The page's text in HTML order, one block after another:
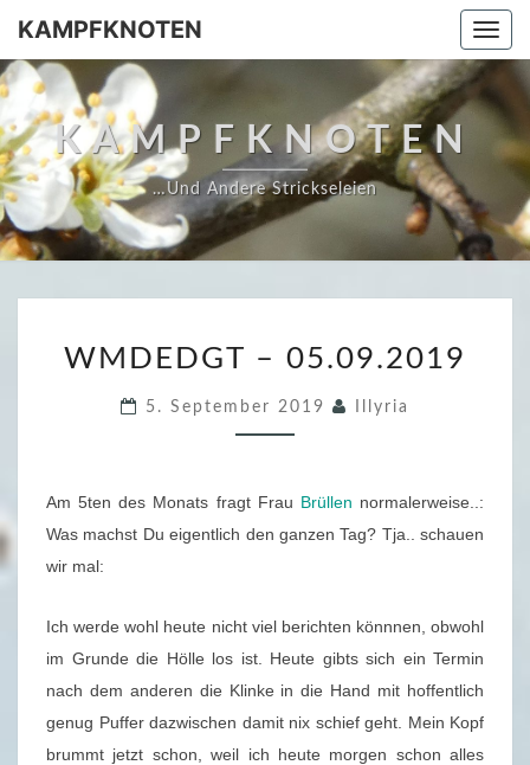
Skip
content
KAMPFKNOTEN
KAMPFKNOTEN
…und Andere Strickseleien
M
D
E
G
5
.
0
9
.
WMDEDGT – 05.09.2019
5. September 2019 Illyria
Am 5ten des Monats fragt Frau Brüllen normalerweise..:
Was machst Du eigentlich den ganzen Tag? Tja.. schauen
wir mal:
Ich werde wohl heute nicht viel berichten könnnen, obwohl
im Grunde die Hölle los ist. Heute gibts sich ein Termin
nach dem anderen die Klinke in die Hand mit hoffentlich
genug Puffer dazwischen damit nix schief geht. Mein Kopf
brummt jetzt schon, weil ich heute morgen schon alles